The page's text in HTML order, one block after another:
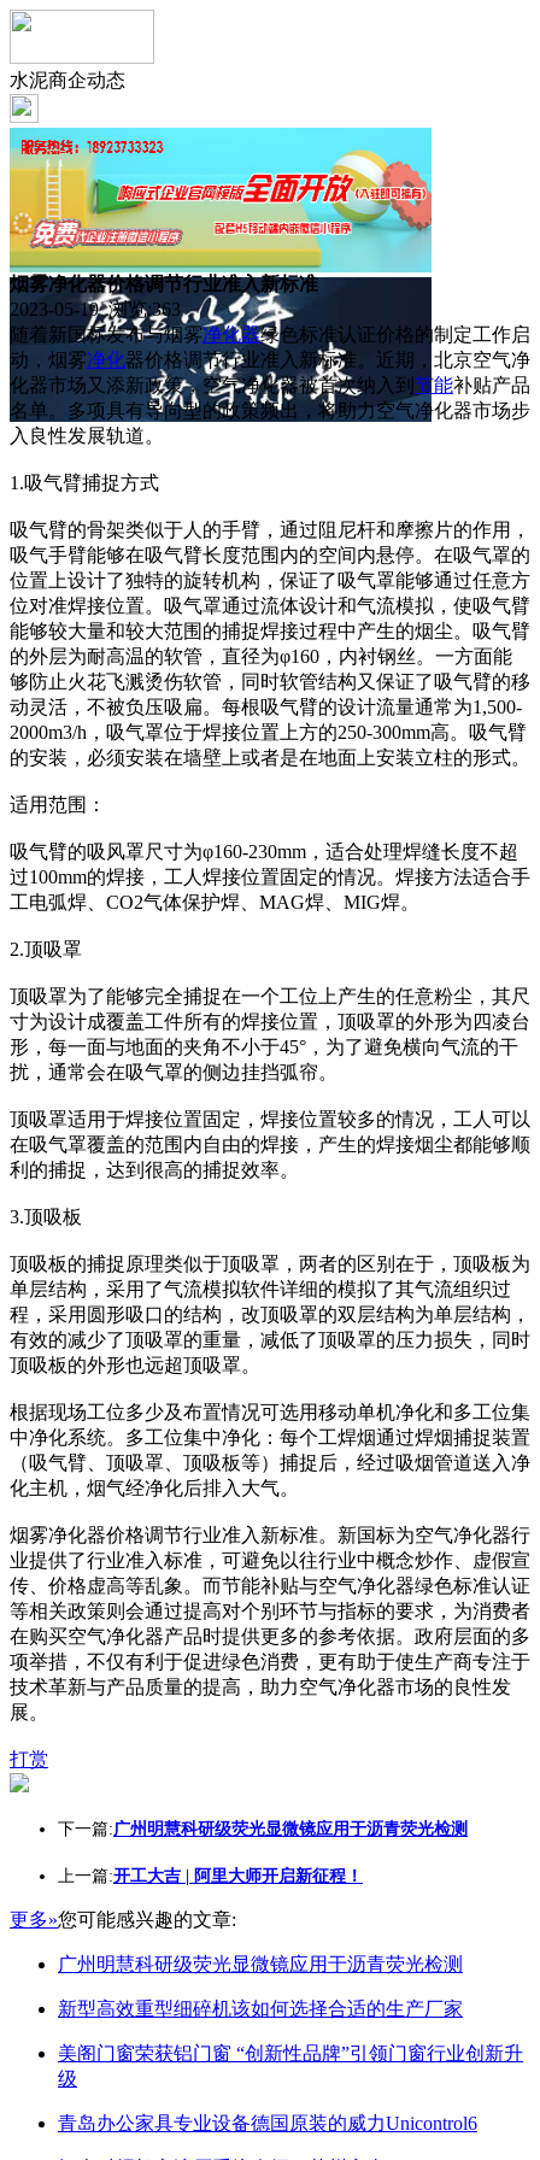
水泥商企动态
烟雾净化器价格调节行业准入新标准
2023-05-19 浏览:363
随着新国标发布与烟雾净化器绿色标准认证价格的制定工作启
动，烟雾净化器价格调节行业准入新标准。近期，北京空气净
化器市场又添新政策，空气净化器被首次纳入到 节能补贴产品
名单。多项具有导向型的政策频出，将助力空气净化器市场步
入良性发展轨道。
1.吸气臂捕捉方式
吸气臂的骨架类似于人的手臂，通过阻尼杆和摩擦片的作用，
吸气手臂能够在吸气臂长度范围内的空间内悬停。在吸气罩的
位置上设计了独特的旋转机构，保证了吸气罩能够通过任意方
位对准焊接位置。吸气罩通过流体设计和气流模拟，使吸气臂
能够较大量和较大范围的捕捉焊接过程中产生的烟尘。吸气臂
的外层为耐高温的软管，直径为φ160，内衬钢丝。一方面能
够防止火花飞溅烫伤软管，同时软管结构又保证了吸气臂的移
动灵活，不被负压吸扁。每根吸气臂的设计流量通常为1,500-
2000m3/h，吸气罩位于焊接位置上方的250-300mm高。吸气臂
的安装，必须安装在墙壁上或者是在地面上安装立柱的形式。
适用范围：
吸气臂的吸风罩尺寸为φ160-230mm，适合处理焊缝长度不超
过100mm的焊接，工人焊接位置固定的情况。焊接方法适合手
工电弧焊、CO2气体保护焊、MAG焊、MIG焊。
2.顶吸罩
顶吸罩为了能够完全捕捉在一个工位上产生的任意粉尘，其尺
寸为设计成覆盖工件所有的焊接位置，顶吸罩的外形为四凌台
形，每一面与地面的夹角不小于45°，为了避免横向气流的干
扰，通常会在吸气罩的侧边挂挡弧帘。
顶吸罩适用于焊接位置固定，焊接位置较多的情况，工人可以
在吸气罩覆盖的范围内自由的焊接，产生的焊接烟尘都能够顺
利的捕捉，达到很高的捕捉效率。
3.顶吸板
顶吸板的捕捉原理类似于顶吸罩，两者的区别在于，顶吸板为
单层结构，采用了气流模拟软件详细的模拟了其气流组织过
程，采用圆形吸口的结构，改顶吸罩的双层结构为单层结构，
有效的减少了顶吸罩的重量，减低了顶吸罩的压力损失，同时
顶吸板的外形也远超顶吸罩。
根据现场工位多少及布置情况可选用移动单机净化和多工位集
中净化系统。多工位集中净化：每个工焊烟通过焊烟捕捉装置
（吸气臂、顶吸罩、顶吸板等）捕捉后，经过吸烟管道送入净
化主机，烟气经净化后排入大气。
烟雾净化器价格调节行业准入新标准。新国标为空气净化器行
业提供了行业准入标准，可避免以往行业中概念炒作、虚假宣
传、价格虚高等乱象。而节能补贴与空气净化器绿色标准认证
等相关政策则会通过提高对个别环节与指标的要求，为消费者
在购买空气净化器产品时提供更多的参考依据。政府层面的多
项举措，不仅有利于促进绿色消费，更有助于使生产商专注于
技术革新与产品质量的提高，助力空气净化器市场的良性发
展。
打赏
下一篇:广州明慧科研级荧光显微镜应用于沥青荧光检测
上一篇:开工大吉 | 阿里大师开启新征程！
更多»您可能感兴趣的文章:
广州明慧科研级荧光显微镜应用于沥青荧光检测
新型高效重型细碎机该如何选择合适的生产厂家
美阁门窗荣获铝门窗 “创新性品牌”引领门窗行业创新升
级
青岛办公家具专业设备德国原装的威力Unicontrol6